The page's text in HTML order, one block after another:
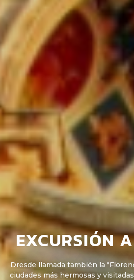
EXCURSIÓN
Dresde llamada también la
ciudades más hermosas y